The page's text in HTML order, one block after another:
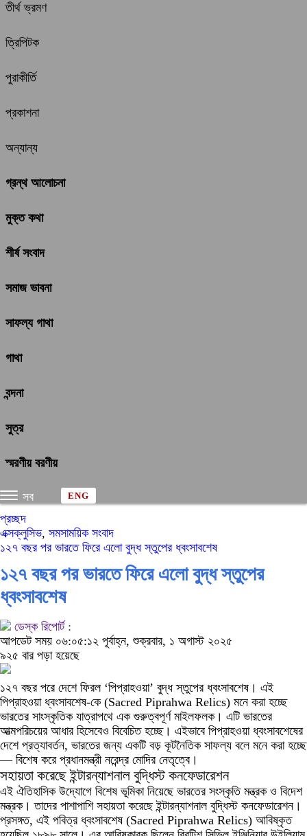
তীর্থ ভ্রমণ
ত্রিপিটক
পুরাকীর্তি
প্রকাশনা
অন্যান্য
গ্রন্থ আলোচনা
মুক্ত কথা
শীর্ষ সংবাদ
সমাজ ভাবনা
সাফল্য গাথা
গাথা
বন্দনা
সুত্র
স্মরণীয় বরণীয়
সব ENG
প্রচ্ছদ
এক্সক্লুসিভ, সমসাময়িক সংবাদ
১২৭ বছর পর ভারতে ফিরে এলো বুদ্ধ স্তুপের ধ্বংসাবশেষ
১২৭ বছর পর ভারতে ফিরে এলো বুদ্ধ স্তুপের
ধ্বংসাবশেষ
ডেস্ক রিপোর্ট :
আপডেট সময় ০৬:০৫:১২ পূর্বাহ্ন, শুক্রবার, ১ অগাস্ট ২০২৫
৯২৫ বার পড়া হয়েছে
১২৭ বছর পরে দেশে ফিরল ‘পিপ্রাহওয়া’ বুদ্ধ স্তুপের ধ্বংসাবশেষ। এই
পিপ্রাহওয়া ধ্বংসাবশেষ-কে (Sacred Piprahwa Relics) মনে করা হচ্ছে
ভারতের সাংস্কৃতিক যাত্রাপথে এক গুরুত্বপূর্ণ মাইলফলক। এটি ভারতের
আত্মপরিচয়ের আধার হিসেবেও বিবেচিত হচ্ছে। এইভাবে পিপ্রাহওয়া ধ্বংসাবশেষের
দেশে প্রত্যাবর্তন, ভারতের জন্য একটি বড় কূটনৈতিক সাফল্য বলে মনে করা হচ্ছে
— বিশেষ করে প্রধানমন্ত্রী নরেন্দ্র মোদির নেতৃত্বে।
সহায়তা করেছে ইন্টারন্যাশনাল বুদ্ধিস্ট কনফেডারেশন
এই ঐতিহাসিক উদ্যোগে বিশেষ ভূমিকা নিয়েছে ভারতের সংস্কৃতি মন্ত্রক ও বিদেশ
মন্ত্রক। তাদের পাশাপাশি সহায়তা করেছে ইন্টারন্যাশনাল বুদ্ধিস্ট কনফেডারেশন।
প্রসঙ্গত, এই পবিত্র ধ্বংসাবশেষ (Sacred Piprahwa Relics) আবিষ্কৃত